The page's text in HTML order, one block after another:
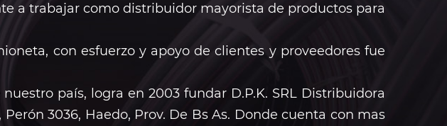
a trabajar como distribuidor mayorista de productos para
con esfuerzo y apoyo de clientes y proveedores fue
país, logra en 2003 fundar D.P.K. SRL Distribuidora
3036, Haedo, Prov. De Bs As. Donde cuenta con mas